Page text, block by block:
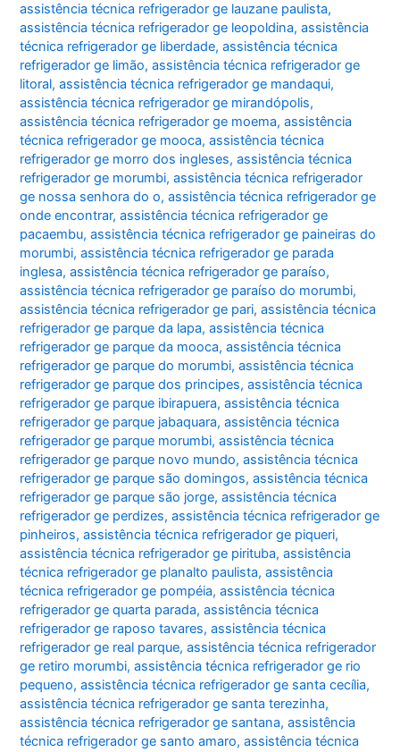
assistência técnica refrigerador ge lauzane paulista,
assistência técnica refrigerador ge leopoldina,assistência
técnica refrigerador ge liberdade,assistência técnica
refrigerador ge limão,assistência técnica refrigerador ge
litoral,assistência técnica refrigerador ge mandaqui,
assistência técnica refrigerador ge mirandópolis,
assistência técnica refrigerador ge moema,assistência
técnica refrigerador ge mooca,assistência técnica
refrigerador ge morro dos ingleses,assistência técnica
refrigerador ge morumbi,assistência técnica refrigerador
ge nossa senhora do o,assistência técnica refrigerador ge
onde encontrar,assistência técnica refrigerador ge
pacaembu,assistência técnica refrigerador ge paineiras do
morumbi,assistência técnica refrigerador ge parada
inglesa,assistência técnica refrigerador ge paraíso,
assistência técnica refrigerador ge paraíso do morumbi,
assistência técnica refrigerador ge pari,assistência técnica
refrigerador ge parque da lapa,assistência técnica
refrigerador ge parque da mooca,assistência técnica
refrigerador ge parque do morumbi,assistência técnica
refrigerador ge parque dos principes,assistência técnica
refrigerador ge parque ibirapuera,assistência técnica
refrigerador ge parque jabaquara,assistência técnica
refrigerador ge parque morumbi,assistência técnica
refrigerador ge parque novo mundo,assistência técnica
refrigerador ge parque são domingos,assistência técnica
refrigerador ge parque são jorge,assistência técnica
refrigerador ge perdizes,assistência técnica refrigerador ge
pinheiros,assistência técnica refrigerador ge piqueri,
assistência técnica refrigerador ge pirituba,assistência
técnica refrigerador ge planalto paulista,assistência
técnica refrigerador ge pompéia,assistência técnica
refrigerador ge quarta parada,assistência técnica
refrigerador ge raposo tavares,assistência técnica
refrigerador ge real parque,assistência técnica refrigerador
ge retiro morumbi,assistência técnica refrigerador ge rio
pequeno,assistência técnica refrigerador ge santa cecília,
assistência técnica refrigerador ge santa terezinha,
assistência técnica refrigerador ge santana,assistência
técnica refrigerador ge santo amaro,assistência técnica